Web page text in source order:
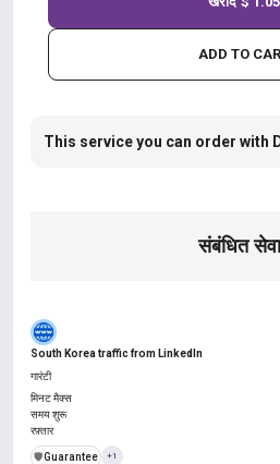
ADD TO
This service you can order with
संबंधित
South Korea traffic from LinkedIn
गारंटी
मिनट मैक्स
समय शुरू
रफ़्तार
️🛡️Guarantee +1